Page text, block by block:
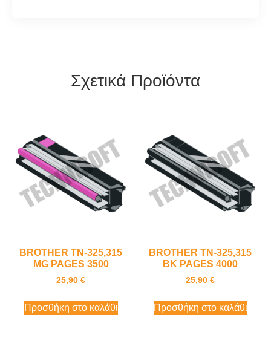
Σχετικά Προϊόντα
BROTHER TN-325,315
MG PAGES 3500
25,90 €
Προσθήκη στο καλάθι
BROTHER TN-325,315
BK PAGES 4000
25,90 €
Προσθήκη στο καλάθι